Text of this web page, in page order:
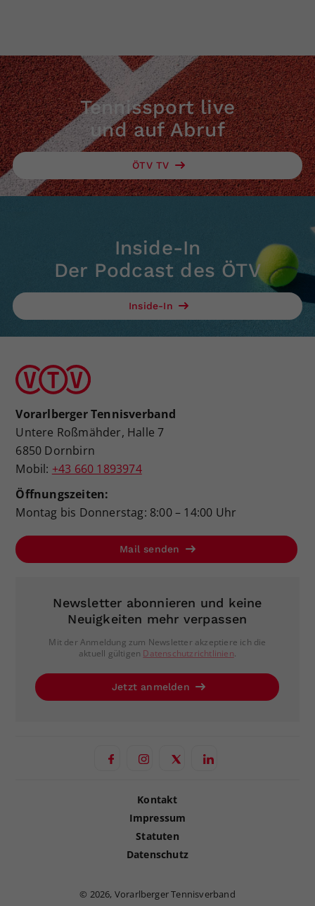
Tennissport live
und auf Abruf
ÖTV TV
Inside-In
Der Podcast des ÖTV
Inside-In
Vorarlberger Tennisverband
Untere Roßmähder, Halle 7
6850 Dornbirn
Mobil: +43 660 1893974
Öffnungszeiten:
Montag bis Donnerstag: 8:00 – 14:00 Uhr
Mail senden
Newsletter abonnieren und keine
Neuigkeiten mehr verpassen
Mit der Anmeldung zum Newsletter akzeptiere ich die
aktuell gültigen Datenschutzrichtlinien.
Jetzt anmelden
Kontakt
Impressum
Statuten
Datenschutz
© 2026, Vorarlberger Tennisverband